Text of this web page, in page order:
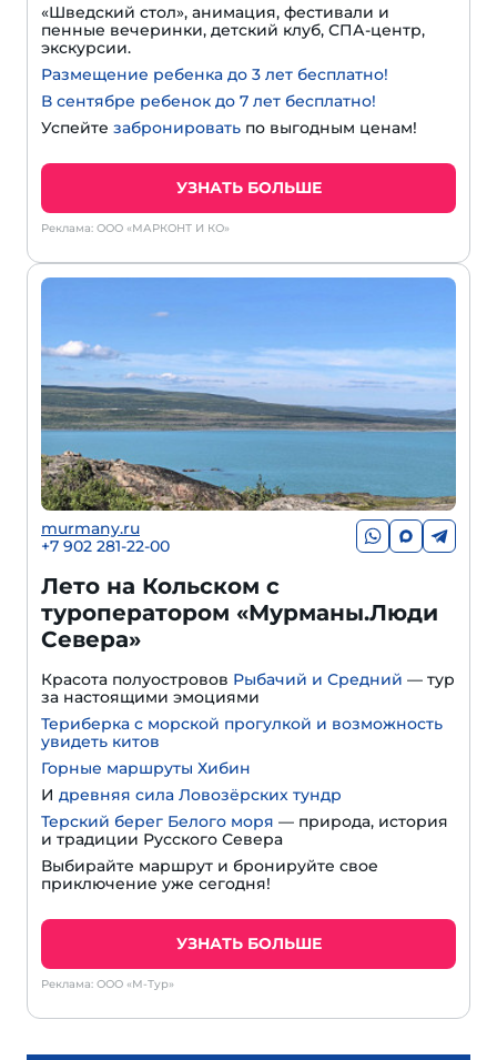
«Шведский стол», анимация, фестивали и
пенные вечеринки, детский клуб, СПА-центр,
экскурсии.
Размещение ребенка до 3 лет бесплатно!
В сентябре ребенок до 7 лет бесплатно!
Успейте забронировать по выгодным ценам!
УЗНАТЬ БОЛЬШЕ
Реклама: ООО «МАРКОНТ И КО»
murmany.ru
+7 902 281-22-00
Лето на Кольском с
туроператором «Мурманы.Люди
Севера»
Красота полуостровов Рыбачий и Средний — тур
за настоящими эмоциями
Териберка с морской прогулкой и возможность
увидеть китов
Горные маршруты Хибин
И древняя сила Ловозёрских тундр
Терский берег Белого моря — природа, история
и традиции Русского Севера
Выбирайте маршрут и бронируйте свое
приключение уже сегодня!
УЗНАТЬ БОЛЬШЕ
Реклама: ООО «М-Тур»